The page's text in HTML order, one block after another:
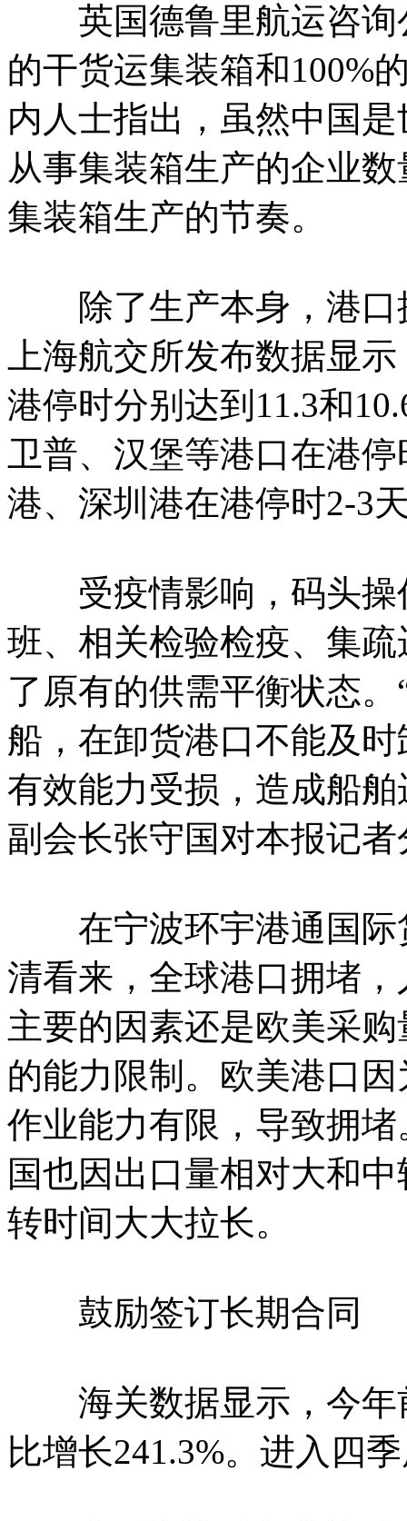
英国德鲁里航运咨询
的干货运集装箱和100%
内人士指出，虽然中国
从事集装箱生产的企业
集装箱生产的节奏。
除了生产本身，港口
上海航交所发布数据显
港停时分别达到11.3和
卫普、汉堡等港口在港
港、深圳港在港停时2-3
受疫情影响，码头操
班、相关检验检疫、集
了原有的供需平衡状态
船，在卸货港口不能及
有效能力受损，造成船
副会长张守国对本报记者
在宁波环宇港通国际
清看来，全球港口拥堵
主要的因素还是欧美采
的能力限制。欧美港口
作业能力有限，导致拥
国也因出口量相对大和
转时间大大拉长。
鼓励签订长期合同
海关数据显示，今年
比增长241.3%。进入四